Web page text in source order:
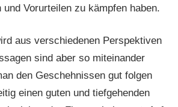
Vorurteilen zu kämpfen haben.
aus verschiedenen Perspektiven
sind aber so miteinander
den Geschehnissen gut folgen
einen guten und tiefgehenden